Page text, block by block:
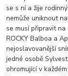
se s ní a žije
nemůže uniknout
se musí připravit
ROCKY Balboa a
nejoslavovanější
jedné osobě
ohromující v